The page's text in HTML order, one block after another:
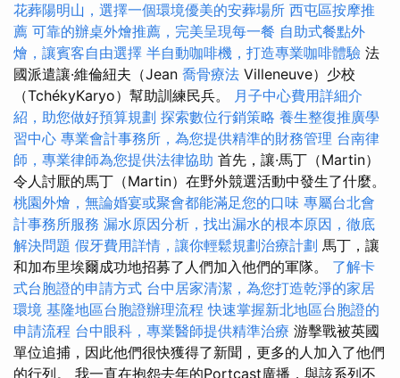
花葬陽明山，選擇一個環境優美的安葬場所 西屯區按摩推
薦 可靠的辦桌外燴推薦，完美呈現每一餐 自助式餐點外
燴，讓賓客自由選擇 半自動咖啡機，打造專業咖啡體驗 法
國派遣讓·維倫紐夫（Jean 喬骨療法 Villeneuve）少校
（TchékyKaryo）幫助訓練民兵。 月子中心費用詳細介
紹，助您做好預算規劃 探索數位行銷策略 養生整復推廣學
習中心 專業會計事務所，為您提供精準的財務管理 台南律
師，專業律師為您提供法律協助 首先，讓·馬丁（Martin）
令人討厭的馬丁（Martin）在野外競選活動中發生了什麼。
桃園外燴，無論婚宴或聚會都能滿足您的口味 專屬台北會
計事務所服務 漏水原因分析，找出漏水的根本原因，徹底
解決問題 假牙費用詳情，讓你輕鬆規劃治療計劃 馬丁，讓
和加布里埃爾成功地招募了人們加入他們的軍隊。 了解卡
式台胞證的申請方式 台中居家清潔，為您打造乾淨的家居
環境 基隆地區台胞證辦理流程 快速掌握新北地區台胞證的
申請流程 台中眼科，專業醫師提供精準治療 游擊戰被英國
單位追捕，因此他們很快獲得了新聞，更多的人加入了他們
的行列。 我一直在抱怨去年的Portcast廣播，與該系列不